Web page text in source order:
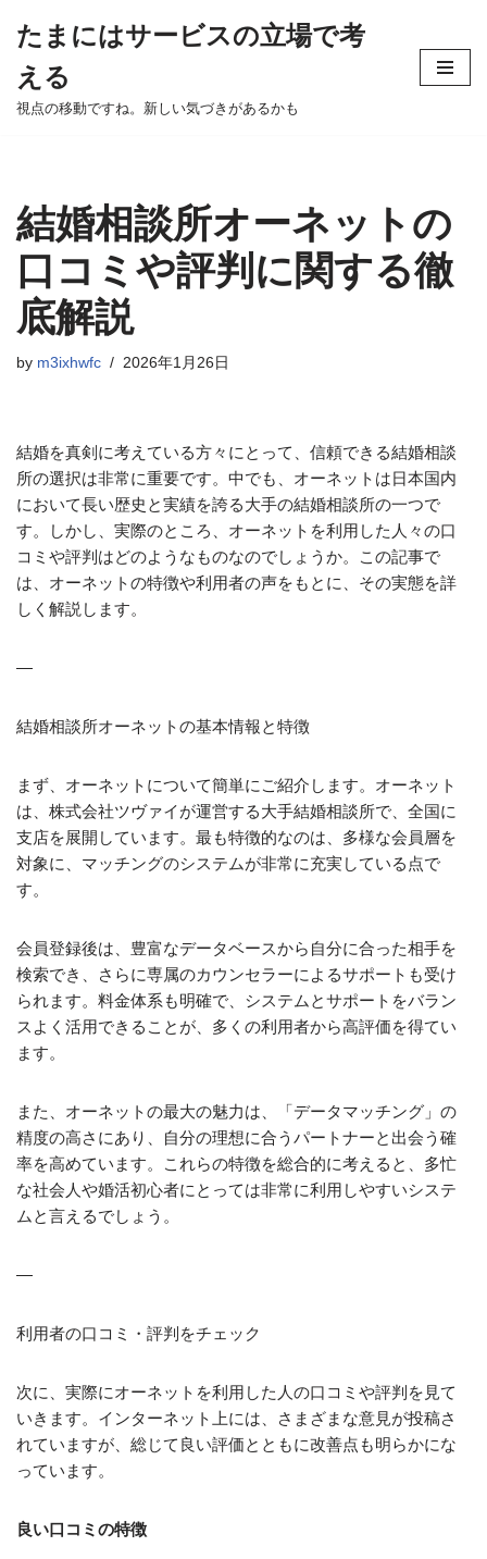
to
content
たまにはサービスの立場で考
える
視点の移動ですね。新しい気づきがあるかも
結婚相談所オーネットの
口コミや評判に関する徹
底解説
by m3ixhwfc 2026年1月26日
結婚を真剣に考えている方々にとって、信頼できる結婚相談
所の選択は非常に重要です。中でも、オーネットは日本国内
において長い歴史と実績を誇る大手の結婚相談所の一つで
す。しかし、実際のところ、オーネットを利用した人々の口
コミや評判はどのようなものなのでしょうか。この記事で
は、オーネットの特徴や利用者の声をもとに、その実態を詳
しく解説します。
—
結婚相談所オーネットの基本情報と特徴
まず、オーネットについて簡単にご紹介します。オーネット
は、株式会社ツヴァイが運営する大手結婚相談所で、全国に
支店を展開しています。最も特徴的なのは、多様な会員層を
対象に、マッチングのシステムが非常に充実している点で
す。
会員登録後は、豊富なデータベースから自分に合った相手を
検索でき、さらに専属のカウンセラーによるサポートも受け
られます。料金体系も明確で、システムとサポートをバラン
スよく活用できることが、多くの利用者から高評価を得てい
ます。
また、オーネットの最大の魅力は、「データマッチング」の
精度の高さにあり、自分の理想に合うパートナーと出会う確
率を高めています。これらの特徴を総合的に考えると、多忙
な社会人や婚活初心者にとっては非常に利用しやすいシステ
ムと言えるでしょう。
—
利用者の口コミ・評判をチェック
次に、実際にオーネットを利用した人の口コミや評判を見て
いきます。インターネット上には、さまざまな意見が投稿さ
れていますが、総じて良い評価とともに改善点も明らかにな
っています。
良い口コミの特徴